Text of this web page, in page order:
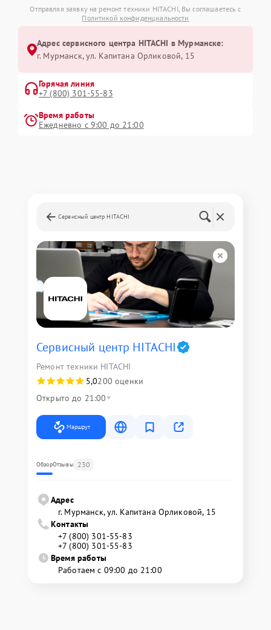
Отправляя заявку на ремонт техники HITACHI, Вы соглашаетесь с
Политикой конфиденциальности
Адрес сервисного центра HITACHI в Мурманске:
г. Мурманск, ул. Капитана Орликовой, 15
Горячая линия
+7 (800) 301-55-83
Время работы
Ежедневно с 9:00 до 21:00
Сервисный центр HITACHI
Сервисный центр HITACHI
Ремонт техники HITACHI
5,0200 оценки
Открыто до 21:00
Маршрут
ОбзорОтзывы 230
Адрес
г. Мурманск, ул. Капитана Орликовой, 15
Контакты
+7 (800) 301-55-83
+7 (800) 301-55-83
Время работы
Работаем с 09:00 до 21:00